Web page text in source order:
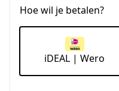
Hoe wil je betalen?
iDEAL | Wero